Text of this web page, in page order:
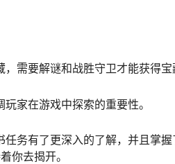
需要解谜和战胜守卫才能获得宝
家在游戏中探索的重要性。
务有了更深入的了解，并且掌
你去揭开。